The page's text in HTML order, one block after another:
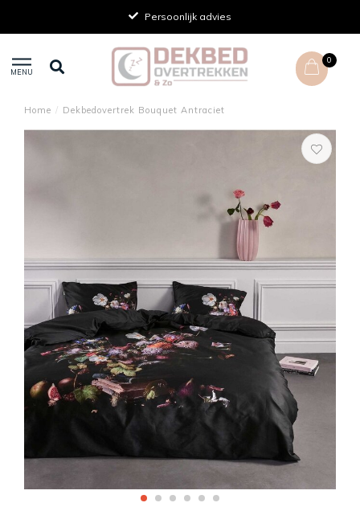
Persoonlijk advies
MENU
0
Home / Dekbedovertrek Bouquet Antraciet